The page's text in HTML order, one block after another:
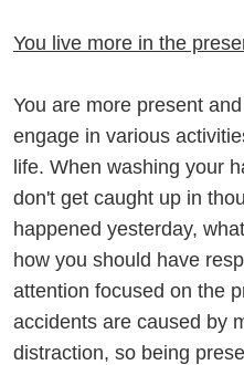
You live more in the
You are more present
engage in various
life. When washing your
don't get caught up in
happened yesterday,
how you should have
attention focused on the
accidents are caused by
distraction, so being